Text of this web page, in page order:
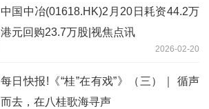
中国中冶(01618.HK)2月20日耗资44.2万
港元回购23.7万股|视焦点讯
2026-02-20
每日快报!《“桂”在有戏”》（三）｜ 循声
而去，在八桂歌海寻声